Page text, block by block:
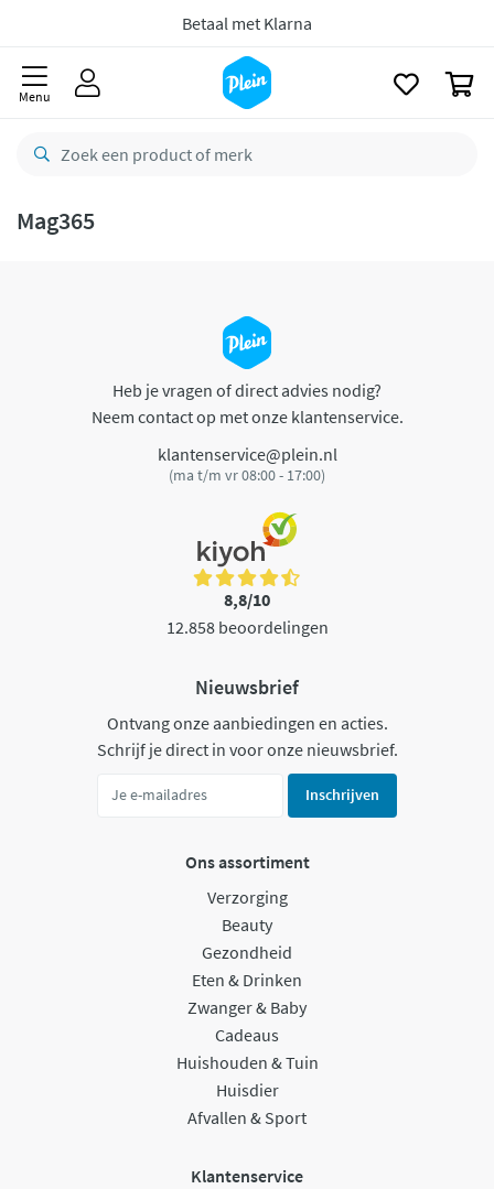
Betaal met Klarna
Menu
Mag365
Heb je vragen of direct advies nodig?
Neem contact op met onze klantenservice.
klantenservice@plein.nl
(ma t/m vr 08:00 - 17:00)
8,8/10
12.858 beoordelingen
Nieuwsbrief
Ontvang onze aanbiedingen en acties.
Schrijf je direct in voor onze nieuwsbrief.
Inschrijven
Ons assortiment
Verzorging
Beauty
Gezondheid
Eten & Drinken
Zwanger & Baby
Cadeaus
Huishouden & Tuin
Huisdier
Afvallen & Sport
Klantenservice